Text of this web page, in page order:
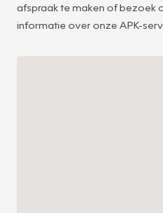
afspraak te maken of bezoek
informatie over onze APK-